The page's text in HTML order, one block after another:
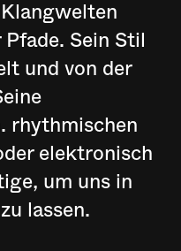
Sein Stil
und von der
rhythmischen
elektronisch
um uns in
lassen.